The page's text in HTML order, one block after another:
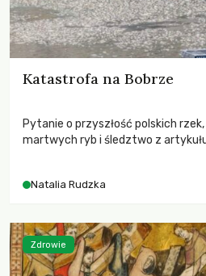
Katastrofa na Bobrze
Pytanie o przyszłość polskich
martwych ryb i śledztwo z
zdarzeń prowadzących do
Natalia Rudzka
Zdrowie